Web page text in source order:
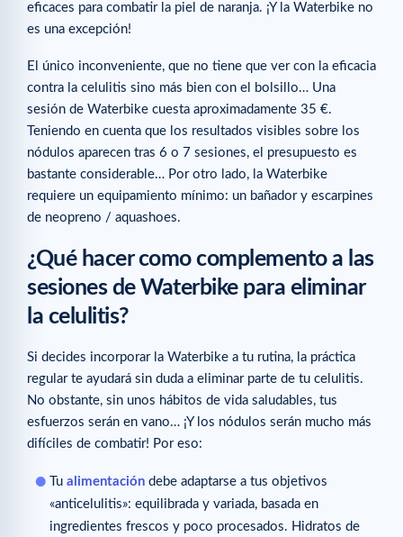
eficaces para combatir la piel de naranja. ¡Y la Waterbike no
es una excepción!
El único inconveniente, que no tiene que ver con la eficacia
contra la celulitis sino más bien con el bolsillo… Una
sesión de Waterbike cuesta aproximadamente 35 €.
Teniendo en cuenta que los resultados visibles sobre los
nódulos aparecen tras 6 o 7 sesiones, el presupuesto es
bastante considerable… Por otro lado, la Waterbike
requiere un equipamiento mínimo: un bañador y escarpines
de neopreno / aquashoes.
¿Qué hacer como complemento a las
sesiones de Waterbike para eliminar
la celulitis?
Si decides incorporar la Waterbike a tu rutina, la práctica
regular te ayudará sin duda a eliminar parte de tu celulitis.
No obstante, sin unos hábitos de vida saludables, tus
esfuerzos serán en vano… ¡Y los nódulos serán mucho más
difíciles de combatir! Por eso:
Tu alimentación debe adaptarse a tus objetivos
«anticelulitis»: equilibrada y variada, basada en
ingredientes frescos y poco procesados. Hidratos de